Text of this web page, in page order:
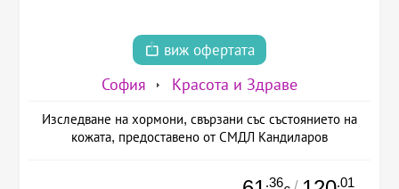
виж офертата
София Красота и Здраве
Изследване на хормони, свързани със състоянието на
кожата, предоставено от СМДЛ Кандиларов
.36 .01